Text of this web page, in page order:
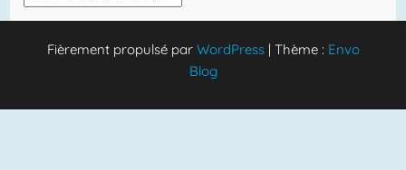
Fièrement propulsé par WordPress | Thème : Envo
Blog